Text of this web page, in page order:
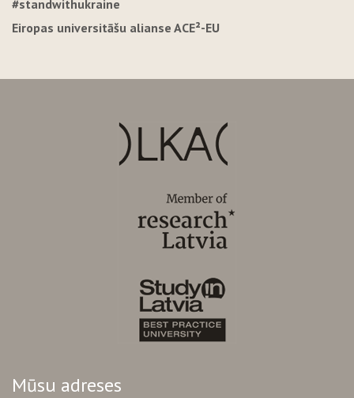
#standwithukraine
Eiropas universitāšu alianse ACE²-EU
Mūsu adreses